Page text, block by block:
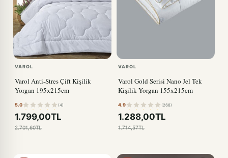
VAROL
Varol Anti-Stres Çift Kişilik
Yorgan 195x215cm
5.0 (4)
1.799,00TL
2.701,60TL
VAROL
Varol Gold Serisi Nano Jel Tek
Kişilik Yorgan 155x215cm
4.9 (268)
1.288,00TL
1.714,57TL